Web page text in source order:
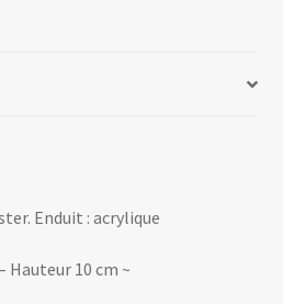
Enduit : acrylique
Hauteur 10 cm ~